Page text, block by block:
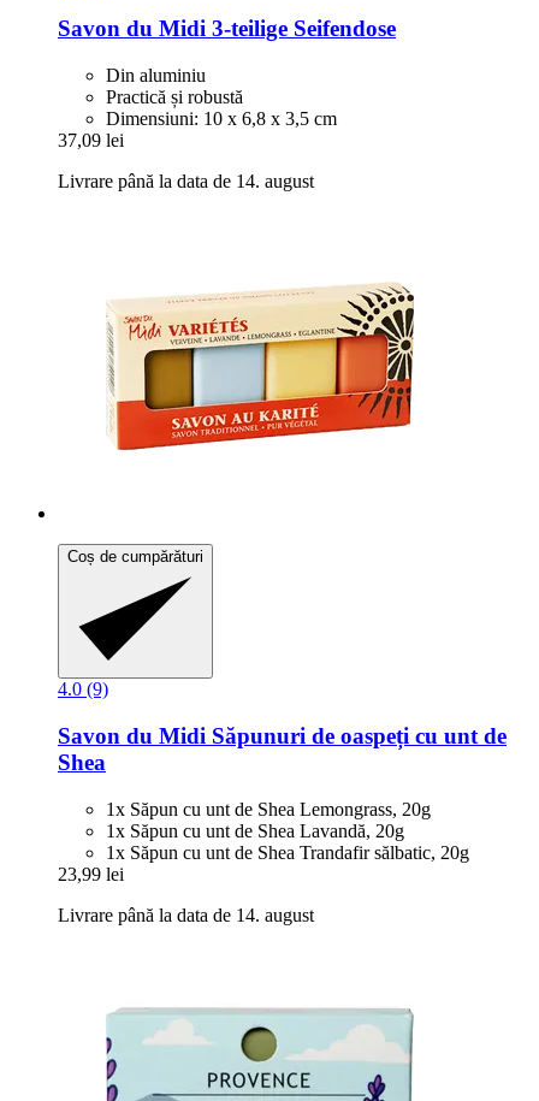
Savon du Midi 3-​teilige Seifendose
Din aluminiu
Practică și robustă
Dimensiuni: 10 x 6,8 x 3,5 cm
37,09 lei
Livrare până la data de 14. august
Coș de cumpărături
4.0 (9)
Savon du Midi Săpunuri de oaspeți cu unt de
Shea
1x Săpun cu unt de Shea Lemongrass, 20g
1x Săpun cu unt de Shea Lavandă, 20g
1x Săpun cu unt de Shea Trandafir sălbatic, 20g
23,99 lei
Livrare până la data de 14. august